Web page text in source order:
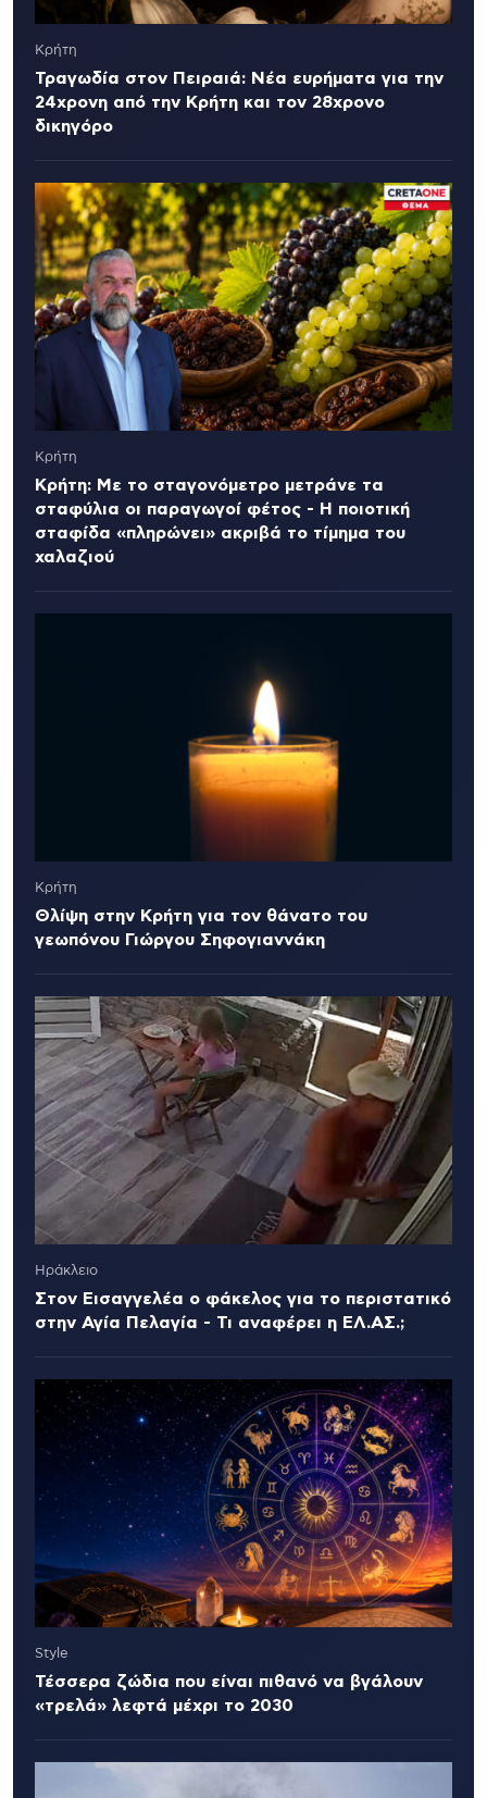
Κρήτη
Τραγωδία στον Πειραιά: Νέα ευρήματα για την
24χρονη από την Κρήτη και τον 28χρονο
δικηγόρο
Κρήτη
Κρήτη: Με το σταγονόμετρο μετράνε τα
σταφύλια οι παραγωγοί φέτος - Η ποιοτική
σταφίδα «πληρώνει» ακριβά το τίμημα του
χαλαζιού
Κρήτη
Θλίψη στην Κρήτη για τον θάνατο του
γεωπόνου Γιώργου Σηφογιαννάκη
Ηράκλειο
Στον Εισαγγελέα ο φάκελος για το περιστατικό
στην Αγία Πελαγία - Τι αναφέρει η ΕΛ.ΑΣ.;
Style
Τέσσερα ζώδια που είναι πιθανό να βγάλουν
«τρελά» λεφτά μέχρι το 2030